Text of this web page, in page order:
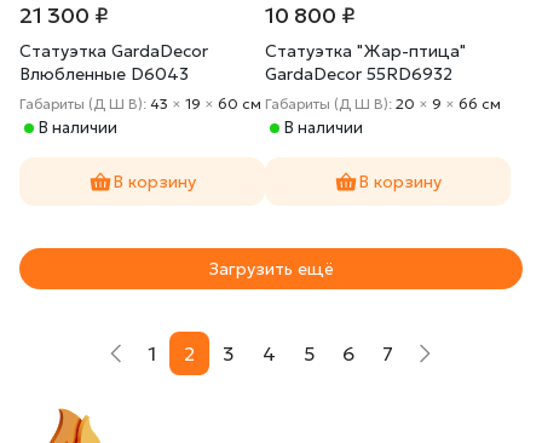
21 300 ₽
Статуэтка GardaDecor
Влюбленные D6043
Габариты (Д Ш В): 43 × 19 × 60 cм
В наличии
В корзину
10 800 ₽
Статуэтка "Жар-птица"
GardaDecor 55RD6932
Габариты (Д Ш В): 20 × 9 × 66 cм
В наличии
В корзину
Загрузить ещё
1 2 3 4 5 6 7